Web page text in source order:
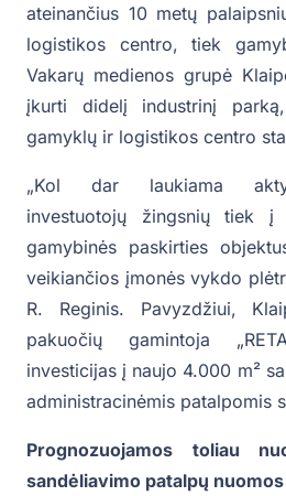
ateinančius 10 metų
logistikos centro, tiek
Vakarų medienos grupė
įkurti didelį industrinį
gamyklų ir logistikos centro
„Kol dar laukiama
investuotojų žingsnių tiek į
gamybinės paskirties
veikiančios įmonės vykdo
R. Reginis. Pavyzdžiui,
pakuočių gamintoja
investicijas į naujo 4.000 m²
administracinėmis patalpomis
Prognozuojamos toliau
sandėliavimo patalpų